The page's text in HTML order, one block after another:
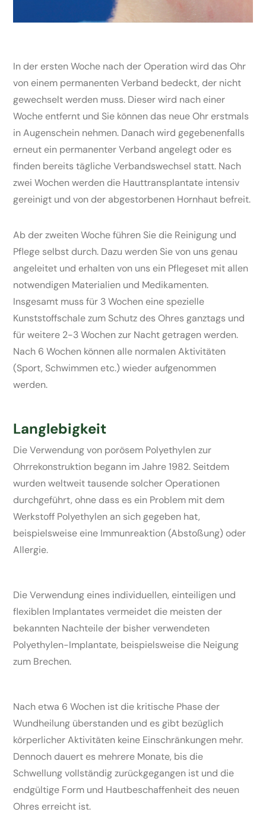
In der ersten Woche nach der Operation wird das Ohr
von einem permanenten Verband bedeckt, der nicht
gewechselt werden muss. Dieser wird nach einer
Woche entfernt und Sie können das neue Ohr erstmals
in Augenschein nehmen. Danach wird gegebenenfalls
erneut ein permanenter Verband angelegt oder es
finden bereits tägliche Verbandswechsel statt. Nach
zwei Wochen werden die Hauttransplantate intensiv
gereinigt und von der abgestorbenen Hornhaut befreit.
Ab der zweiten Woche führen Sie die Reinigung und
Pflege selbst durch. Dazu werden Sie von uns genau
angeleitet und erhalten von uns ein Pflegeset mit allen
notwendigen Materialien und Medikamenten.
Insgesamt muss für 3 Wochen eine spezielle
Kunststoffschale zum Schutz des Ohres ganztags und
für weitere 2-3 Wochen zur Nacht getragen werden.
Nach 6 Wochen können alle normalen Aktivitäten
(Sport, Schwimmen etc.) wieder aufgenommen
werden.
Langlebigkeit
Die Verwendung von porösem Polyethylen zur
Ohrrekonstruktion begann im Jahre 1982. Seitdem
wurden weltweit tausende solcher Operationen
durchgeführt, ohne dass es ein Problem mit dem
Werkstoff Polyethylen an sich gegeben hat,
beispielsweise eine Immunreaktion (Abstoßung) oder
Allergie.
Die Verwendung eines individuellen, einteiligen und
flexiblen Implantates vermeidet die meisten der
bekannten Nachteile der bisher verwendeten
Polyethylen-Implantate, beispielsweise die Neigung
zum Brechen.
Nach etwa 6 Wochen ist die kritische Phase der
Wundheilung überstanden und es gibt bezüglich
körperlicher Aktivitäten keine Einschränkungen mehr.
Dennoch dauert es mehrere Monate, bis die
Schwellung vollständig zurückgegangen ist und die
endgültige Form und Hautbeschaffenheit des neuen
Ohres erreicht ist.